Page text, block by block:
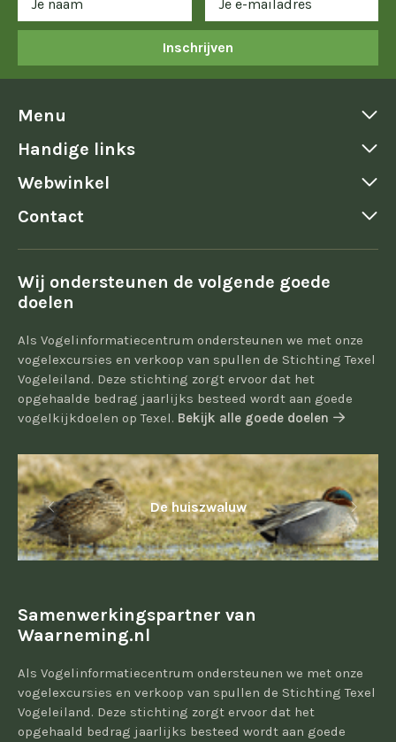
Inschrijven
Menu
Handige links
Webwinkel
Contact
Wij ondersteunen de volgende goede
doelen
Als Vogelinformatiecentrum ondersteunen we met onze
vogelexcursies en verkoop van spullen de Stichting Texel
Vogeleiland. Deze stichting zorgt ervoor dat het
opgehaalde bedrag jaarlijks besteed wordt aan goede
vogelkijkdoelen op Texel. Bekijk alle goede doelen
De huiszwaluw
Samenwerkingspartner van
Waarneming.nl
Als Vogelinformatiecentrum ondersteunen we met onze
vogelexcursies en verkoop van spullen de Stichting Texel
Vogeleiland. Deze stichting zorgt ervoor dat het
opgehaald bedrag jaarlijks besteed wordt aan goede